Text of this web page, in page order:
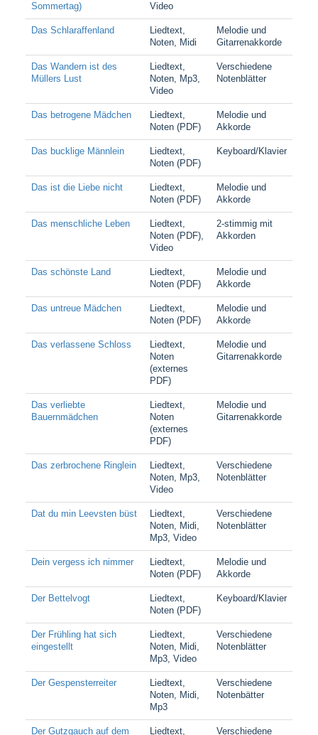
Sommertag)
Video
Das Schlaraffenland
Liedtext,
Noten, Midi
Melodie und
Gitarrenakkorde
Das Wandern ist des
Müllers Lust
Liedtext,
Noten, Mp3,
Video
Verschiedene
Notenblätter
Das betrogene Mädchen
Liedtext,
Noten (PDF)
Melodie und
Akkorde
Das bucklige Männlein
Liedtext,
Noten (PDF)
Keyboard/Klavier
Das ist die Liebe nicht
Liedtext,
Noten (PDF)
Melodie und
Akkorde
Das menschliche Leben
Liedtext,
Noten (PDF),
Video
2-stimmig mit
Akkorden
Das schönste Land
Liedtext,
Noten (PDF)
Melodie und
Akkorde
Das untreue Mädchen
Liedtext,
Noten (PDF)
Melodie und
Akkorde
Das verlassene Schloss
Liedtext,
Noten
(externes
PDF)
Melodie und
Gitarrenakkorde
Das verliebte
Bauernmädchen
Liedtext,
Noten
(externes
PDF)
Melodie und
Gitarrenakkorde
Das zerbrochene Ringlein
Liedtext,
Noten, Mp3,
Video
Verschiedene
Notenblätter
Dat du min Leevsten büst
Liedtext,
Noten, Midi,
Mp3, Video
Verschiedene
Notenblätter
Dein vergess ich nimmer
Liedtext,
Noten (PDF)
Melodie und
Akkorde
Der Bettelvogt
Liedtext,
Noten (PDF)
Keyboard/Klavier
Der Frühling hat sich
eingestellt
Liedtext,
Noten, Midi,
Mp3, Video
Verschiedene
Notenblätter
Der Gespensterreiter
Liedtext,
Noten, Midi,
Mp3
Verschiedene
Notenbätter
Der Gutzgauch auf dem Liedtext, Verschiedene